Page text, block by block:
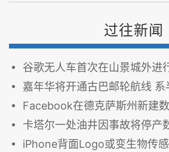
过往新闻
谷歌无人车首次在山景城外进
嘉年华将开通古巴邮轮航线
Facebook在德克萨斯州新建
卡塔尔一处油井因事故将停产
iPhone背面Logo或变生物传